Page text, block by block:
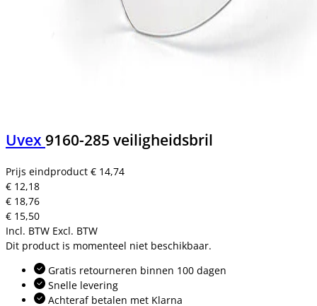
Uvex 9160-285 veiligheidsbril
Prijs eindproduct € 14,74
€ 12,18
€ 18,76
€ 15,50
Incl. BTW Excl. BTW
Dit product is momenteel niet beschikbaar.
Gratis retourneren binnen 100 dagen
Snelle levering
Achteraf betalen met Klarna